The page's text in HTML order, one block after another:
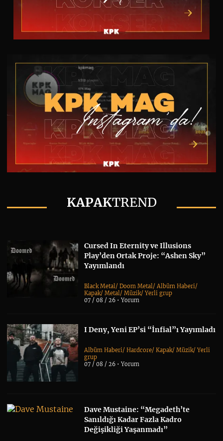
KAPAKTREND
Cursed In Eternity ve Illusions
Play’den Ortak Proje: “Ashen Sky”
Yayımlandı
Black Metal/Doom Metal/Albüm Haberi/
Kapak/Metal/Müzik/Yerli grup
07 / 08 / 26 •Yorum
I Deny, Yeni EP’si “İnfial”ı Yayımladı
Albüm Haberi/Hardcore/Kapak/Müzik/Yerli
grup
07 / 08 / 26 •Yorum
Dave Mustaine: “Megadeth’te
Sanıldığı Kadar Fazla Kadro
Değişikliği Yaşanmadı”